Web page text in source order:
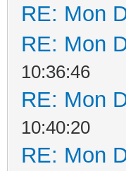
RE: Mon
RE: Mon
10:36:46
RE: Mon
10:40:20
RE: Mon